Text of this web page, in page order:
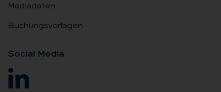
Mediadaten
Buchungsvorlagen
So­ci­al Me­dia